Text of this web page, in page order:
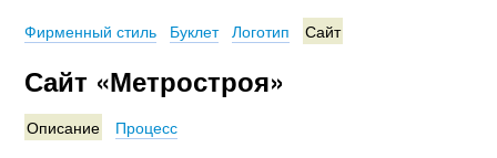
Фирменный стиль Буклет Логотип Сайт
Сайт «Метростроя»
Описание Процесс